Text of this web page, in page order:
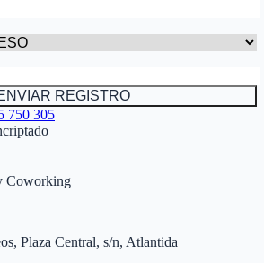
REGISTRO
750 305
Coworking
Plaza Central, s/n, Atlantida